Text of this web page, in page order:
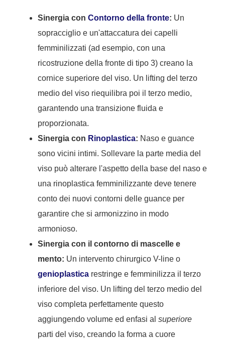
Sinergia con Contorno della fronte: Un
sopracciglio e un'attaccatura dei capelli
femminilizzati (ad esempio, con una
ricostruzione della fronte di tipo 3) creano la
cornice superiore del viso. Un lifting del terzo
medio del viso riequilibra poi il terzo medio,
garantendo una transizione fluida e
proporzionata.
Sinergia con Rinoplastica: Naso e guance
sono vicini intimi. Sollevare la parte media del
viso può alterare l'aspetto della base del naso e
una rinoplastica femminilizzante deve tenere
conto dei nuovi contorni delle guance per
garantire che si armonizzino in modo
armonioso.
Sinergia con il contorno di mascelle e
mento: Un intervento chirurgico V-line o
genioplastica restringe e femminilizza il terzo
inferiore del viso. Un lifting del terzo medio del
viso completa perfettamente questo
aggiungendo volume ed enfasi al superiore
parti del viso, creando la forma a cuore